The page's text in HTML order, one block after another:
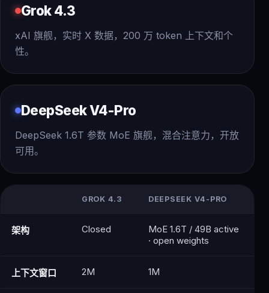
Grok 4.3
xAI 旗舰，实时 X 数据，200 万 token 上下文和个
性。
DeepSeek V4-Pro
DeepSeek 1.6T 参数 MoE 旗舰，混合注意力，开放
可用。
GROK 4.3 DEEPSEEK V4-PRO
架构 Closed
MoE 1.6T / 49B active
· open weights
上下文窗口 2M 1M